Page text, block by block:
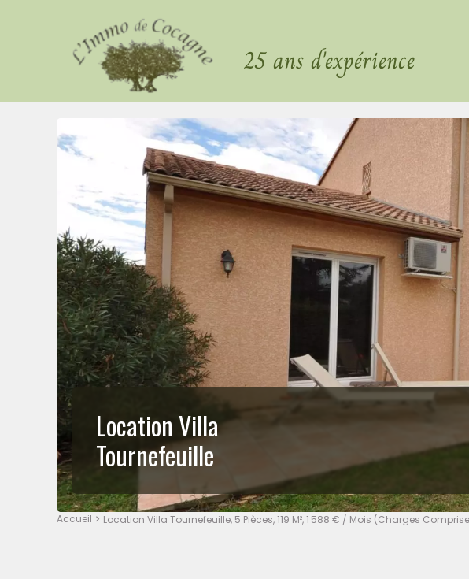
25 ans d'expérience
Location Villa
Tournefeuille
Accueil Location Villa Tournefeuille, 5 Pièces, 119 M², 1 588 € / Mois (Charges